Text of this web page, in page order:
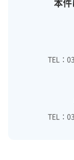
本
TEL：
TEL：